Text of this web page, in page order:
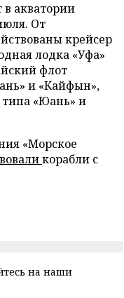
акватории
От
крейсер
лодка «Уфа»
флот
и «Кайфын»,
типа «Юань» и
«Морское
корабли с
на наши